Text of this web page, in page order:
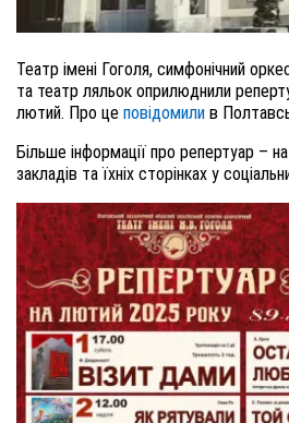
Театр імені Гоголя, симфонічний
та театр ляльок оприлюднили
лютий. Про це повідомили в
Більше інформації про репертуар –
закладів та їхніх сторінках у